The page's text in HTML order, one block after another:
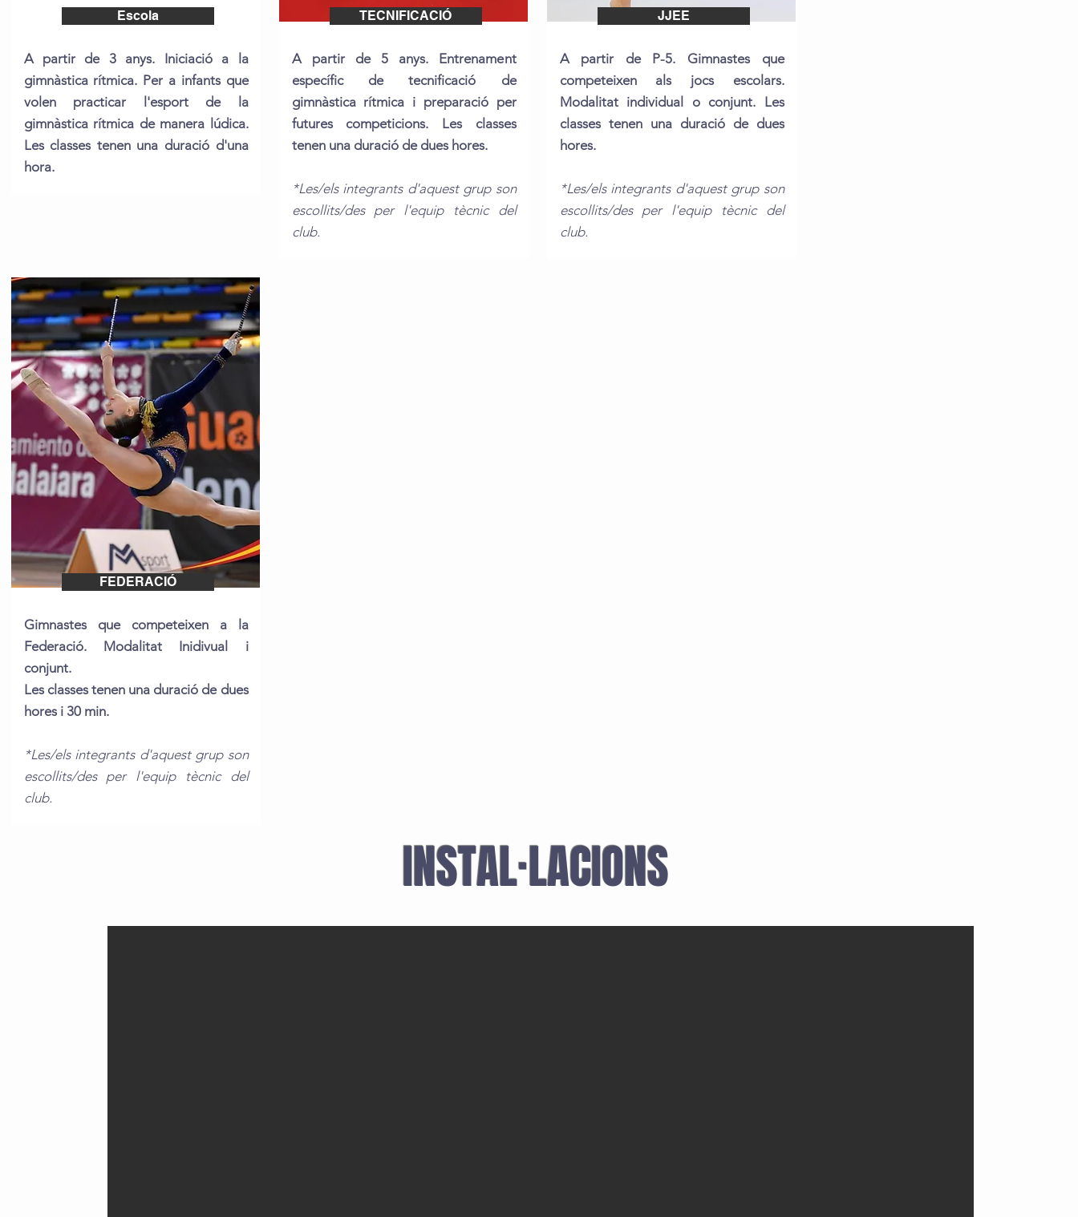
Escola
A partir de 3 anys. Iniciació a la
gimnàstica rítmica. Per a infants que
volen practicar l'esport de la
gimnàstica rítmica de manera lúdica.
Les classes tenen una duració d'una
hora.
TECNIFICACIÓ
A partir de 5 anys. Entrenament
específic de tecnificació de
gimnàstica rítmica i preparació per
futures competicions. Les classes
tenen una duració de dues hores.
*Les/els integrants d'aquest grup son
escollits/des per l'equip tècnic del
club.
JJEE
A partir de P-5. Gimnastes que
competeixen als jocs escolars.
Modalitat individual o conjunt. Les
classes tenen una duració de dues
hores.
*Les/els integrants d'aquest grup son
escollits/des per l'equip tècnic del
club.
FEDERACIÓ
Gimnastes que competeixen a la
Federació. Modalitat Inidivual i
conjunt.
Les classes tenen una duració de dues
hores i 30 min.
*Les/els integrants d'aquest grup son
escollits/des per l'equip tècnic del
club.
INSTAL·LACIONS